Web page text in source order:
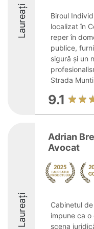
Laureați
Biroul
localizat în
reper în
publice,
sigură și un
Strada
9.1
Laureați
Adrian
Avocat
Cabinetul
impune ca
scena